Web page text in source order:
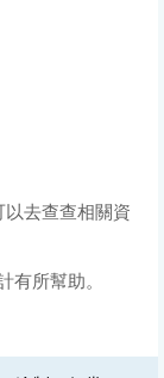
以去查查相關資
有所幫助。